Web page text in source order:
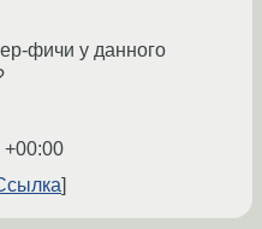
фичи у данного
+00:00